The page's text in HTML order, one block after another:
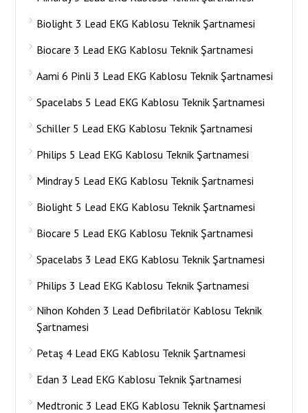
Biolight 3 Lead EKG Kablosu Teknik Şartnamesi
Biocare 3 Lead EKG Kablosu Teknik Şartnamesi
Aami 6 Pinli 3 Lead EKG Kablosu Teknik Şartnamesi
Spacelabs 5 Lead EKG Kablosu Teknik Şartnamesi
Schiller 5 Lead EKG Kablosu Teknik Şartnamesi
Philips 5 Lead EKG Kablosu Teknik Şartnamesi
Mindray 5 Lead EKG Kablosu Teknik Şartnamesi
Biolight 5 Lead EKG Kablosu Teknik Şartnamesi
Biocare 5 Lead EKG Kablosu Teknik Şartnamesi
Spacelabs 3 Lead EKG Kablosu Teknik Şartnamesi
Philips 3 Lead EKG Kablosu Teknik Şartnamesi
Nihon Kohden 3 Lead Defibrilatör Kablosu Teknik
Şartnamesi
Petaş 4 Lead EKG Kablosu Teknik Şartnamesi
Edan 3 Lead EKG Kablosu Teknik Şartnamesi
Medtronic 3 Lead EKG Kablosu Teknik Şartnamesi